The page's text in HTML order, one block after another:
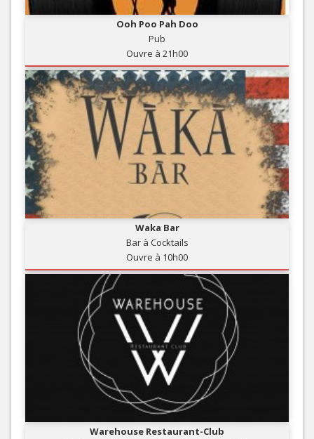
Ooh Poo Pah Doo
Pub
Ouvre à 21h00
Waka Bar
Bar à Cocktails
Ouvre à 10h00
Warehouse Restaurant-Club